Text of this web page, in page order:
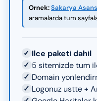
Ornek:Sakarya
aramalarda tum
✓ Ilce paketi dahil
✓ 5 sitemizde tum
✓ Domain
✓ Logonuz ustte +